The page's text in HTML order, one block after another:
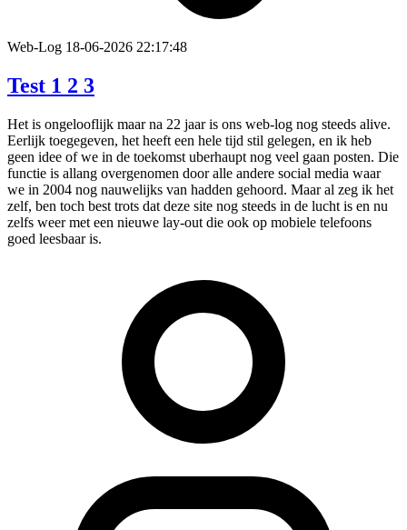
Web-Log 18-06-2026 22:17:48
Test 1 2 3
Het is ongelooflijk maar na 22 jaar is ons web-log nog steeds alive.
Eerlijk toegegeven, het heeft een hele tijd stil gelegen, en ik heb
geen idee of we in de toekomst uberhaupt nog veel gaan posten. Die
functie is allang overgenomen door alle andere social media waar
we in 2004 nog nauwelijks van hadden gehoord. Maar al zeg ik het
zelf, ben toch best trots dat deze site nog steeds in de lucht is en nu
zelfs weer met een nieuwe lay-out die ook op mobiele telefoons
goed leesbaar is.